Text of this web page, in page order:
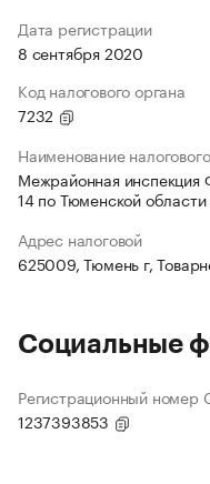
Дата регистрации
8 сентября 2020
Код налогового органа
7232
Наименование
Межрайонная
14 по Тюменской области
Адрес налоговой
625009, Тюмень г,
Социальные
Регистрационный номер
1237393853